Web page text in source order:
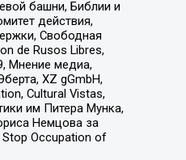
башни, Библии и
действия,
Свободная
de Rusos Libres,
Мнение медиа,
XZ gGmbH,
Cultural Vistas,
им Питера Мунка,
Немцова за
Occupation of